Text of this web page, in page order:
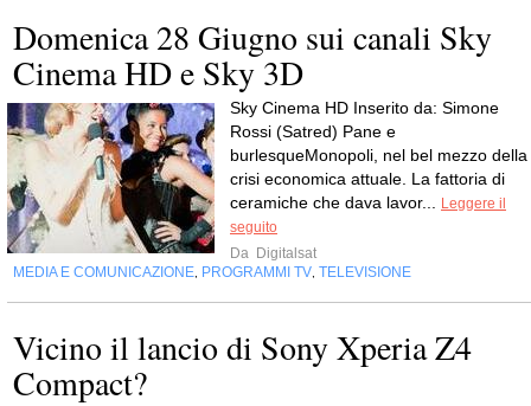
Domenica 28 Giugno sui canali Sky
Cinema HD e Sky 3D
Sky Cinema HD Inserito da: Simone
Rossi (Satred) Pane e
burlesqueMonopoli, nel bel mezzo della
crisi economica attuale. La fattoria di
ceramiche che dava lavor...
Leggere il
seguito
Da Digitalsat
MEDIA E COMUNICAZIONE PROGRAMMI TV TELEVISIONE
Vicino il lancio di Sony Xperia Z4
Compact?